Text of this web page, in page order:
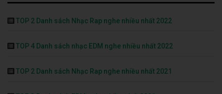
TOP 2 Danh sách Nhạc Rap nghe nhiều nhất 2022
TOP 4 Danh sách nhạc EDM nghe nhiều nhất 2022
TOP 2 Danh sách Nhạc Rap nghe nhiều nhất 2021